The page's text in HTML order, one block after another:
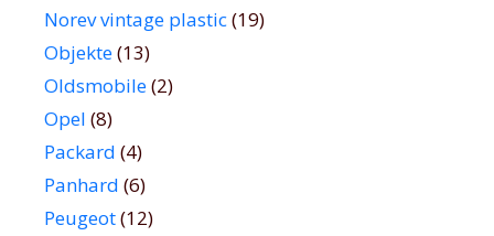
Norev vintage plastic(19)
Objekte(13)
Oldsmobile(2)
Opel (8)
Packard (4)
Panhard (6)
Peugeot(12)